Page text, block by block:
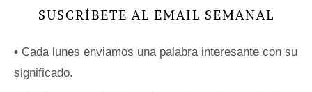
SUSCRÍBETE AL EMAIL SEMANAL
• Cada lunes enviamos una palabra interesante con su
significado.